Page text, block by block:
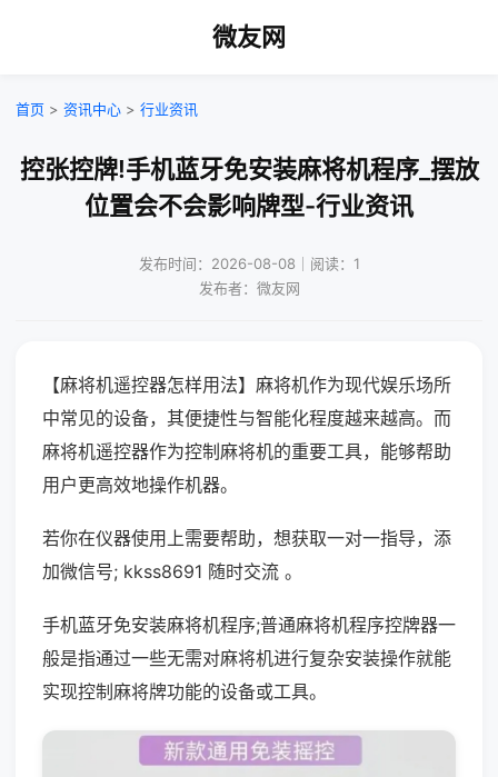
微友网
首页 > 资讯中心 > 行业资讯
控张控牌!手机蓝牙免安装麻将机程序_摆放
位置会不会影响牌型-行业资讯
发布时间：2026-08-08｜阅读：1
发布者：微友网
【麻将机遥控器怎样用法】麻将机作为现代娱乐场所
中常见的设备，其便捷性与智能化程度越来越高。而
麻将机遥控器作为控制麻将机的重要工具，能够帮助
用户更高效地操作机器。
若你在仪器使用上需要帮助，想获取一对一指导，添
加微信号; kkss8691 随时交流 。
手机蓝牙免安装麻将机程序;普通麻将机程序控牌器一
般是指通过一些无需对麻将机进行复杂安装操作就能
实现控制麻将牌功能的设备或工具。